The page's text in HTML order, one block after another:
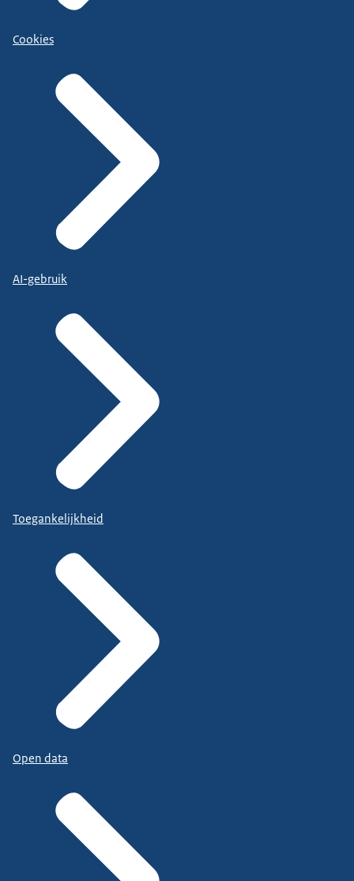
Cookies
AI-gebruik
Toegankelijkheid
Open data